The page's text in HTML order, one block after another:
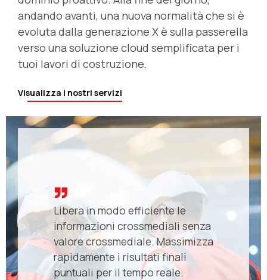
andando avanti, una nuova normalità che si è
evoluta dalla generazione X è sulla passerella
verso una soluzione cloud semplificata per i
tuoi lavori di costruzione.
Visualizza i nostri servizi
Libera in modo efficiente le
informazioni crossmediali senza
valore crossmediale. Massimizza
rapidamente i risultati finali
puntuali per il tempo reale.